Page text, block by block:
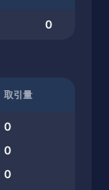
0
取引量
0
0
0